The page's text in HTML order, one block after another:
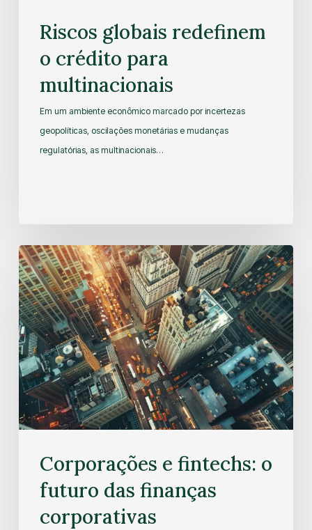
Riscos globais redefinem
o crédito para
multinacionais
Em um ambiente econômico marcado por incertezas
geopolíticas, oscilações monetárias e mudanças
regulatórias, as multinacionais…
Corporações e fintechs: o
futuro das finanças
corporativas